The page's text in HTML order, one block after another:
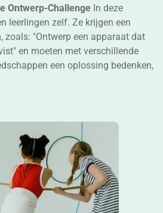
Ontwerp-Challenge In deze
leerlingen zelf. Ze krijgen een
zoals: "Ontwerp een apparaat dat
en moeten met verschillende
een oplossing bedenken,